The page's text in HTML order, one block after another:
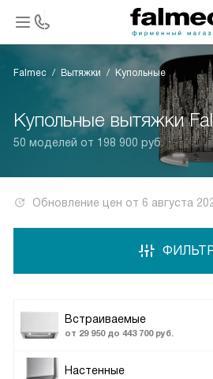
Falmec Вытяжки Купольные
Купольные вытяжки
50 моделей от 198 900 руб.
Обновление цен от 6 августа
Встраиваемые
от 29 950 до 443 700 руб.
Настенные